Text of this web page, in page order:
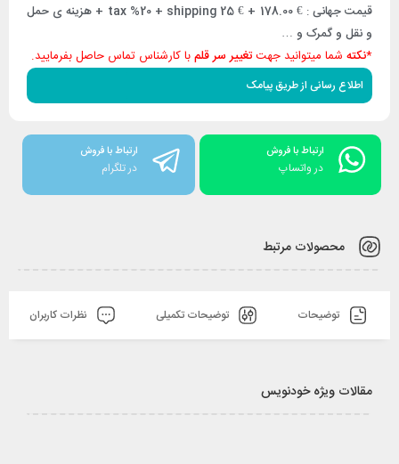
قیمت جهانی:
€ 178.00 +
€ tax %20 + shipping 25 + هزینه ی حمل
و نقل و گمرک و …
*نکته شما میتوانید جهتتغییر سر قلمبا کارشناس تماس حاصل بفرمایید.
اطلاع رسانی از طریق پیامک
ارتباط با فروش
در واتساپ
ارتباط با فروش
در تلگرام
محصولات مرتبط
توضیحات توضیحات تکمیلی نظرات کاربران
مقالات ویژه خودنویس